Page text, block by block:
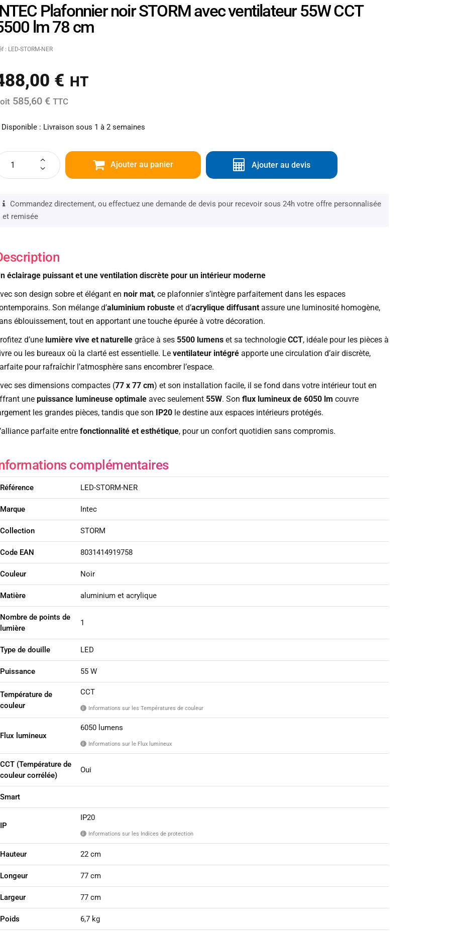
Plafonnier noir STORM avec ventilateur 55W CCT
lm 78 cm
: LED-STORM-NER
€ HT
585,60 € TTC
Disponible : Livraison sous 1 à 2 semaines
Ajouter au panier Ajouter au devis
Commandez directement, ou effectuez une demande de devis pour recevoir sous 24h votre offre personnalisée
et remisée
éclairage puissant et une ventilation discrète pour un intérieur moderne
son design sobre et élégant en noir mat, ce plafonnier s’intègre parfaitement dans les espaces
Son mélange d’aluminium robusteet d’acrylique diffusantassure une luminosité homogène,
éblouissement, tout en apportant une touche épurée à votre décoration.
d’une lumière vive et naturellegrâce à ses 5500 lumenset sa technologie CCT, idéale pour les pièces à
ou les bureaux où la clarté est essentielle. Le ventilateur intégréapporte une circulation d’air discrète,
pour rafraîchir l’atmosphère sans encombrer l’espace.
ses dimensions compactes (77 x 77 cm) et son installation facile, il se fond dans votre intérieur tout en
une puissance lumineuse optimaleavec seulement 55W. Son flux lumineux de 6050 lm couvre
les grandes pièces, tandis que son
IP20le destine aux espaces intérieurs protégés.
parfaite entre fonctionnalité et esthétique, pour un confort quotidien sans compromis.
complémentaires
Référence LED-STORM-NER
Marque Intec
Collection STORM
Code EAN 8031414919758
Couleur Noir
Matière aluminium et acrylique
Nombre de points de
lumière
1
Type de douille LED
Puissance 55 W
Température de
couleur
CCT
i Informations sur les Températures de couleur
Flux lumineux
6050 lumens
i Informations sur le Flux lumineux
CCT (Température de
couleur corrélée)
Oui
Smart
IP
IP20
i Informations sur les Indices de protection
Hauteur 22 cm
Longeur 77 cm
Largeur 77 cm
Poids 6,7 kg